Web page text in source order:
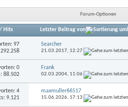
Forum-Optionen
Hits Letzter Beitrag von
97
Searcher
21.03.2017, 12:27
0
88.502
Frank
02.03.2004, 11:06
4
9.121
maxmuller66517
15.06.2026, 17:13